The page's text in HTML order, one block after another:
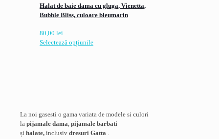
Halat de baie dama cu gluga, Vienetta,
Bubble Bliss, culoare bleumarin
80,00 lei
Selectează opțiunileAcest
fi
alese
în
La noi gasesti o gama variata de modele si culori
la pijamale dama pijamale barbati
și halate, inclusiv dresuri Gatta